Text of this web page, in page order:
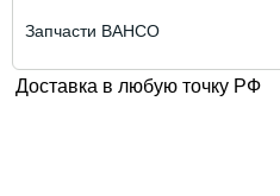
Запчасти BAHCO
Доставка в любую точку РФ